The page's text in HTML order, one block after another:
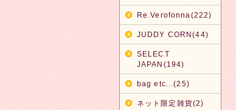
Re.Verofonna(222)
JUDDY CORN(44)
SELECT
JAPAN(194)
bag etc...(25)
ネット限定雑貨(2)